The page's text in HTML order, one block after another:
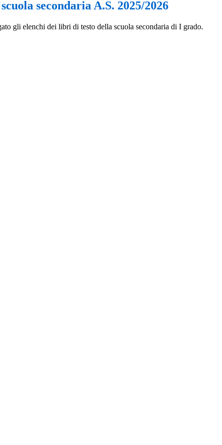
secondaria A.S. 2025/2026
gli elenchi dei libri di testo della scuola secondaria di I grado.